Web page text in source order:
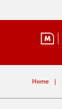
Home |